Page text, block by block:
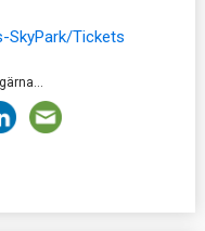
SkyPark/Tickets